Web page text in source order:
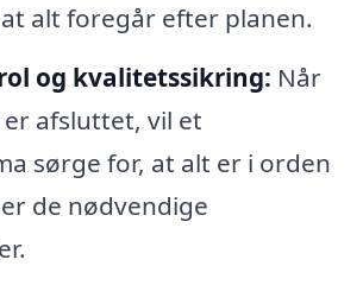
alt foregår efter planen.
og kvalitetssikring: Når
afsluttet, vil et
sørge for, at alt er i orden
de nødvendige